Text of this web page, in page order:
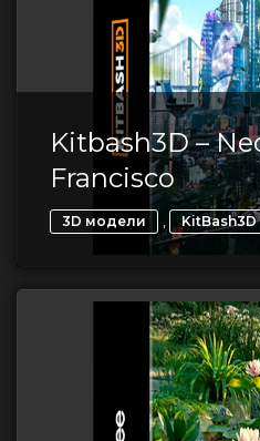
Kitbash3D –
Francisco
3D модели , KitBash3D